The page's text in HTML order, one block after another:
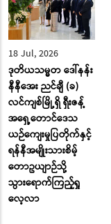
18 Jul, 2026
ဒုတိယသမ္မတ ဒေါ်နန်း
နီနီအေး ညင်ချီ (ခ)
လင်ကျစ်မြို့ရှိ ရှီးဇန့်
အရှေ့တောင်ဒေသ
ယဉ်ကျေးမှုပြတိုက်နှင့်
ရန်နီအမျိုးသားစိမ့်
တောဥယျာဉ်သို့
သွားရောက်ကြည့်ရှု
လေ့လာ